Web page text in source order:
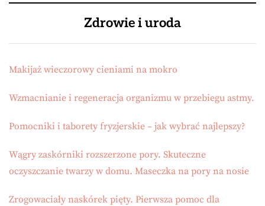
Zdrowie i uroda
Makijaż wieczorowy cieniami na mokro
Wzmacnianie i regeneracja organizmu w przebiegu astmy.
Pomocniki i taborety fryzjerskie – jak wybrać najlepszy?
Wągry zaskórniki rozszerzone pory. Skuteczne
oczyszczanie twarzy w domu. Maseczka na pory na nosie
Zrogowaciały naskórek pięty. Pierwsza pomoc dla